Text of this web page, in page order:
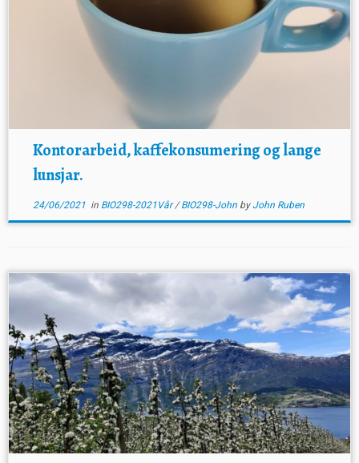
Kontorarbeid, kaffekonsumering og lange
lunsjar.
24/06/2021in BIO298-2021Vår/BIO298-John byJohn Ruben